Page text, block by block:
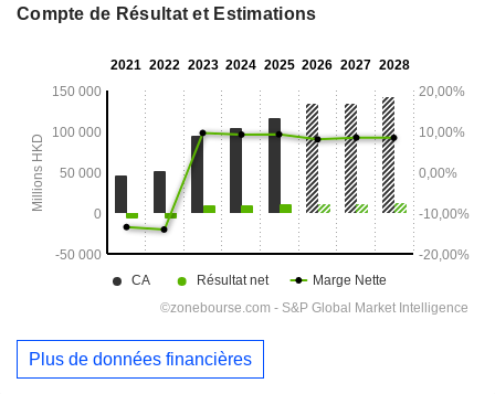
Compte de Résultat et Estimations
Plus de données financières